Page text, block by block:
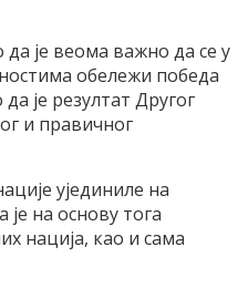
је веома важно да се у
обележи победа
је резултат Другог
и правичног
ујединиле на
на основу тога
нација, као и сама